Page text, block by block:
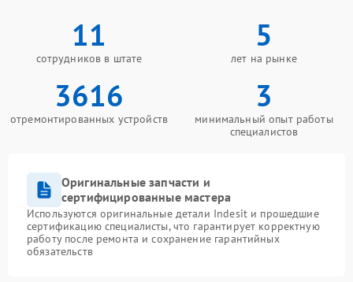
11
сотрудников в штате
5
лет на рынке
3616
отремонтированных устройств
3
минимальный опыт работы
специалистов
Оригинальные запчасти и
сертифицированные мастера
Используются оригинальные детали Indesit и прошедшие
сертификацию специалисты, что гарантирует корректную
работу после ремонта и сохранение гарантийных
обязательств